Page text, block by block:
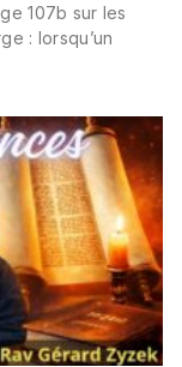
107b sur les
: lorsqu’un